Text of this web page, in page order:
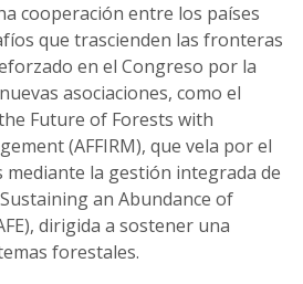
cooperación entre los países
que trascienden las fronteras
en el Congreso por la
asociaciones, como el
Future of Forests with
(AFFIRM), que vela por el
la gestión integrada de
an Abundance of
dirigida a sostener una
forestales.